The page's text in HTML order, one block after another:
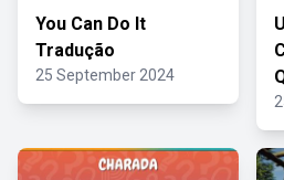
You Can Do It
Tradução
25 September 2024